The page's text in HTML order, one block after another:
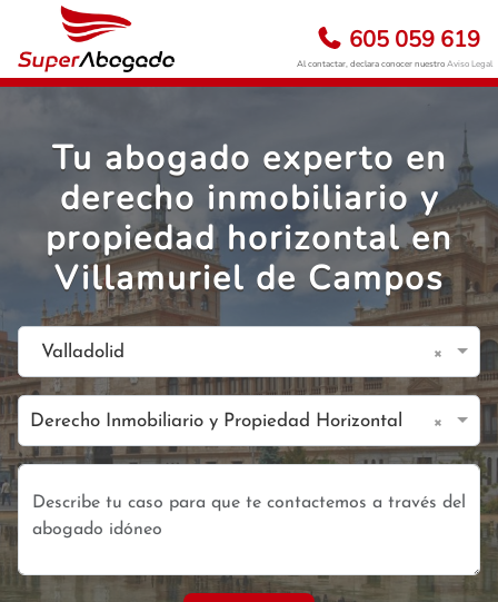
605 059 619
Al contactar, declara conocer nuestroAviso Legal
Tu abogado experto en
derecho inmobiliario y
propiedad horizontal en
Villamuriel de Campos
Valladolid ×
Derecho Inmobiliario y Propiedad Horizontal ×